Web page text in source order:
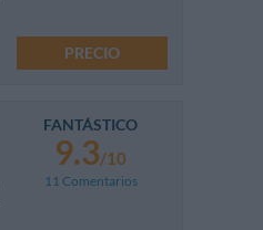
PRECIO
FANTÁSTICO
9.3/10
11 Comentarios